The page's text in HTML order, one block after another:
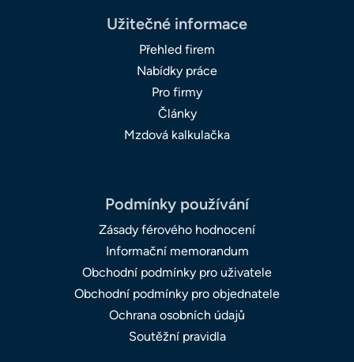
Užitečné informace
Přehled firem
Nabídky práce
Pro firmy
Články
Mzdová kalkulačka
Podmínky používání
Zásady férového hodnocení
Informační memorandum
Obchodní podmínky pro uživatele
Obchodní podmínky pro objednatele
Ochrana osobních údajů
Soutěžní pravidla